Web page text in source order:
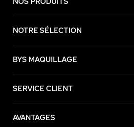
NOTRE SÉLECTION
BYS MAQUILLAGE
SERVICE CLIENT
AVANTAGES